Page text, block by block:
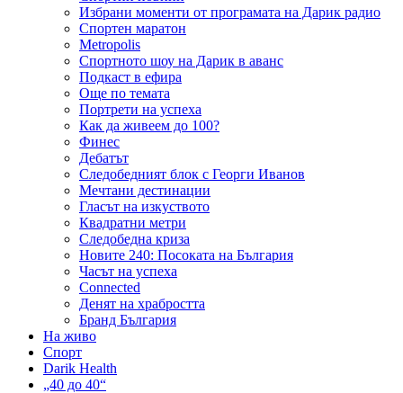
Избрани моменти от програмата на Дарик радио
Спортен маратон
Metropolis
Спортното шоу на Дарик в аванс
Подкаст в ефира
Още по темата
Портрети на успеха
Как да живеем до 100?
Финес
Дебатът
Следобедният блок с Георги Иванов
Мечтани дестинации
Гласът на изкуството
Квадратни метри
Следобедна криза
Новите 240: Посоката на България
Часът на успеха
Connected
Денят на храбростта
Бранд България
На живо
Спорт
Darik Health
„40 до 40“